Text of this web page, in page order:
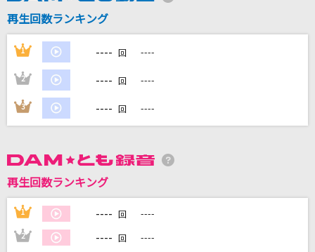
[生音]マリーゴールド
あいみょん
DAMの新曲・ランキングなど
DAMに会員登録・ログインして
カラオケをもっと楽しもう！
再生回数ランキング
1 ---- 回 ----
2 ---- 回 ----
3 ---- 回 ----
再生回数ランキング
1 ---- 回 ----
2 ---- 回 ----